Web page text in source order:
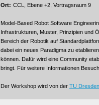
Ort: CCL, Ebene +2, Vortragsraum 9
Model-Based Robot Software
Infrastrukturen, Muster, Prinzipien und
Bereich der Robotik auf
dabei ein neues Paradigma zu
können. Dafür wird eine Community
bringt. Für weitere Informationen
Der Workshop wird von der TU Dresden